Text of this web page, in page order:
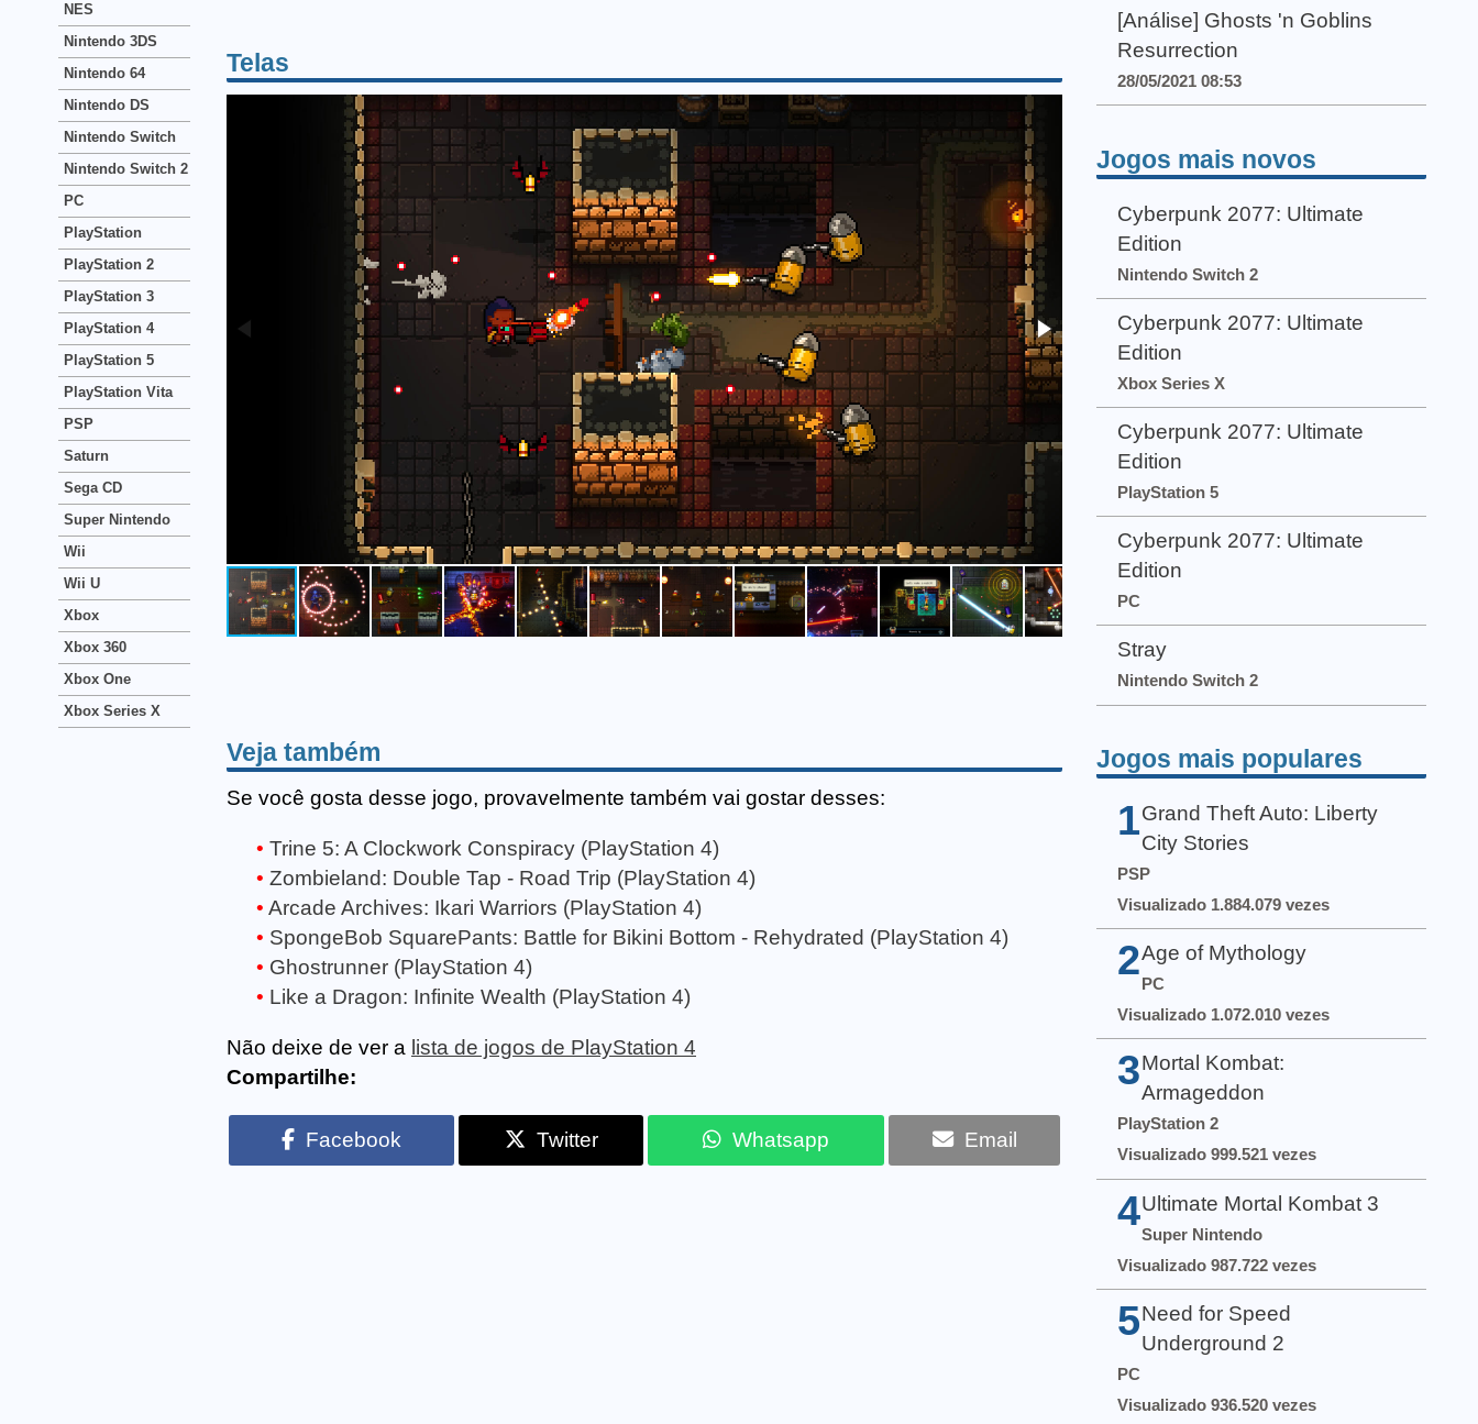
Telas
Veja também
Se você gosta desse jogo, provavelmente também vai gostar desses:
Trine 5: A Clockwork Conspiracy (PlayStation 4)
Zombieland: Double Tap - Road Trip (PlayStation 4)
Arcade Archives: Ikari Warriors (PlayStation 4)
SpongeBob SquarePants: Battle for Bikini Bottom - Rehydrated (PlayStation 4)
Ghostrunner (PlayStation 4)
Like a Dragon: Infinite Wealth (PlayStation 4)
Não deixe de ver a lista de jogos de PlayStation 4
Compartilhe:
Facebook Twitter Whatsapp Email
NES
Nintendo 3DS
Nintendo 64
Nintendo DS
Nintendo Switch
Nintendo Switch 2
PC
PlayStation
PlayStation 2
PlayStation 3
PlayStation 4
PlayStation 5
PlayStation Vita
PSP
Saturn
Sega CD
Super Nintendo
Wii
Wii U
Xbox
Xbox 360
Xbox One
Xbox Series X
[Análise] Ghosts 'n Goblins
Resurrection
28/05/2021 08:53
Jogos mais novos
Cyberpunk 2077: Ultimate
Edition
Nintendo Switch 2
Cyberpunk 2077: Ultimate
Edition
Xbox Series X
Cyberpunk 2077: Ultimate
Edition
PlayStation 5
Cyberpunk 2077: Ultimate
Edition
PC
Stray
Nintendo Switch 2
Jogos mais populares
1 Grand Theft Auto: Liberty
City Stories
PSP
Visualizado 1.884.079 vezes
2Age of Mythology
PC
Visualizado 1.072.010 vezes
3 Mortal Kombat:
Armageddon
PlayStation 2
Visualizado 999.521 vezes
4 Ultimate Mortal Kombat 3
Super Nintendo
Visualizado 987.722 vezes
5 Need for Speed
Underground 2
PC
Visualizado 936.520 vezes